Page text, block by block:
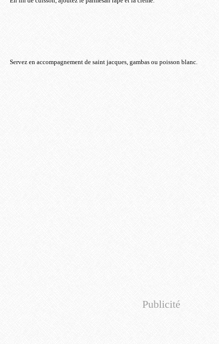
Servez en accompagnement de saint jacques, gambas ou poisson blanc.
Publicité